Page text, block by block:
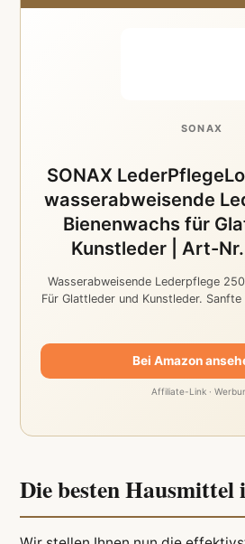
SONAX
SONAX
wasserabweisende
Bienenwachs für
Kunstleder | Art-
Wasserabweisende Lederpflege
Für Glattleder und Kunstleder.
Bei Amazon
Affiliate-Link ·
Die besten Hausmittel